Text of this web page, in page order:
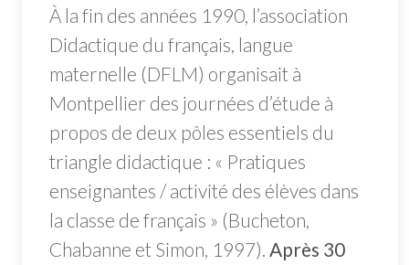
À la fin des années 1990, l’association
Didactique du français, langue
maternelle (DFLM) organisait à
Montpellier des journées d’étude à
propos de deux pôles essentiels du
triangle didactique : « Pratiques
enseignantes / activité des élèves dans
la classe de français » (Bucheton,
Chabanne et Simon, 1997). Après 30